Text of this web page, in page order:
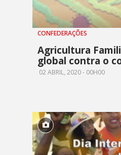
CONFEDERAÇÕES
Agricultura
global contra o
02 ABRIL, 2020 - 00H00